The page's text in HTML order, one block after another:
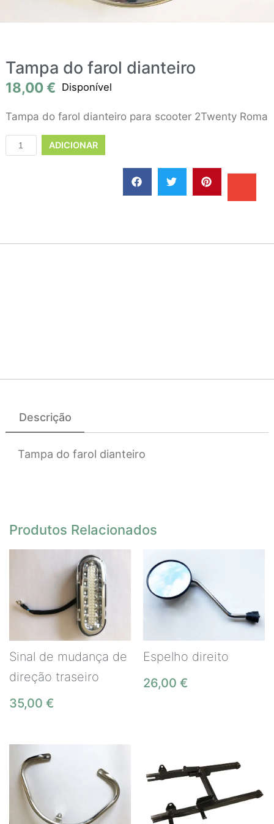
Tampa do farol dianteiro
18,00€ Disponível
Tampa do farol dianteiro para scooter 2Twenty Roma
ADICIONAR
Descrição
Tampa do farol dianteiro
Produtos Relacionados
Sinal de mudança de
direção traseiro
35,00 €
Espelho direito
26,00 €